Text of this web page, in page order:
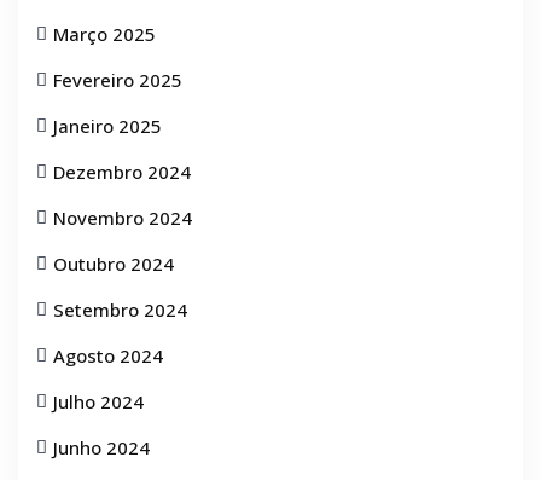
Março 2025
Fevereiro 2025
Janeiro 2025
Dezembro 2024
Novembro 2024
Outubro 2024
Setembro 2024
Agosto 2024
Julho 2024
Junho 2024